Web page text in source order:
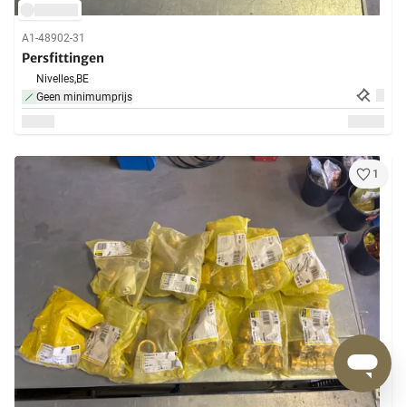
A1-48902-31
Persfittingen
Nivelles,BE
Geen minimumprijs
1